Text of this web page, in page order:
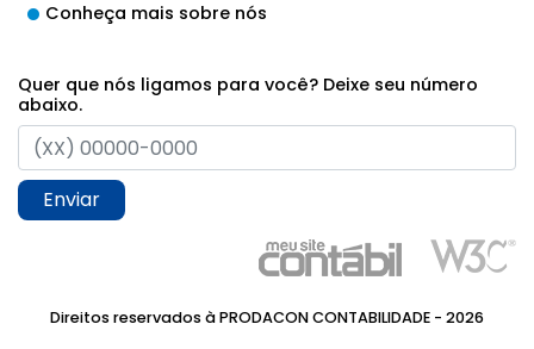
Conheça mais sobre nós
Quer que nós ligamos para você? Deixe seu número
abaixo.
Enviar
Direitos reservados à PRODACON CONTABILIDADE - 2026